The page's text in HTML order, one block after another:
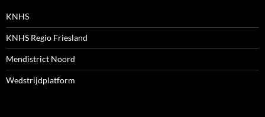
KNHS
KNHS Regio Friesland
Mendistrict Noord
Wedstrijdplatform